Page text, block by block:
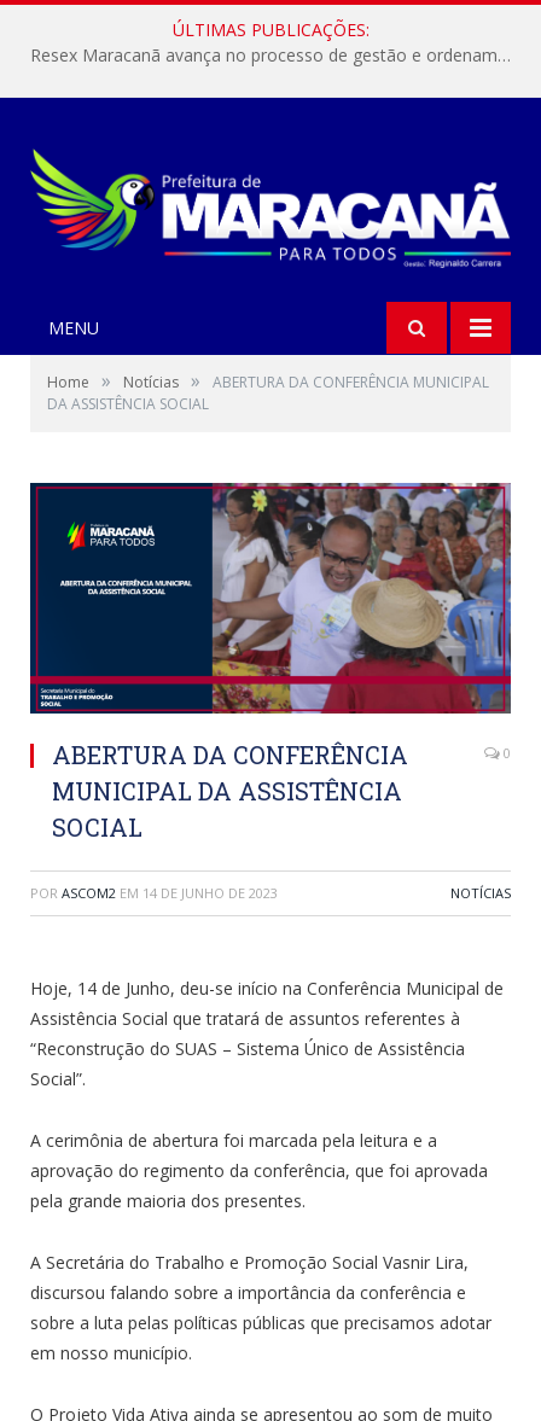
ÚLTIMAS PUBLICAÇÕES:
Resex Maracanã avança no processo de gestão e ordenamento do turismo em nossas áreas protegidas.
MENU
Home » Notícias »
ABERTURA DA CONFERÊNCIA MUNICIPAL
DA ASSISTÊNCIA SOCIAL
ABERTURA DA CONFERÊNCIA
MUNICIPAL DA ASSISTÊNCIA
SOCIAL
0
POR ASCOM2 EM 14 DE JUNHO DE 2023 NOTÍCIAS
Hoje, 14 de Junho, deu-se início na Conferência Municipal de
Assistência Social que tratará de assuntos referentes à
“Reconstrução do SUAS – Sistema Único de Assistência
Social”.
A cerimônia de abertura foi marcada pela leitura e a
aprovação do regimento da conferência, que foi aprovada
pela grande maioria dos presentes.
A Secretária do Trabalho e Promoção Social Vasnir Lira,
discursou falando sobre a importância da conferência e
sobre a luta pelas políticas públicas que precisamos adotar
em nosso município.
O Projeto Vida Ativa ainda se apresentou ao som de muito